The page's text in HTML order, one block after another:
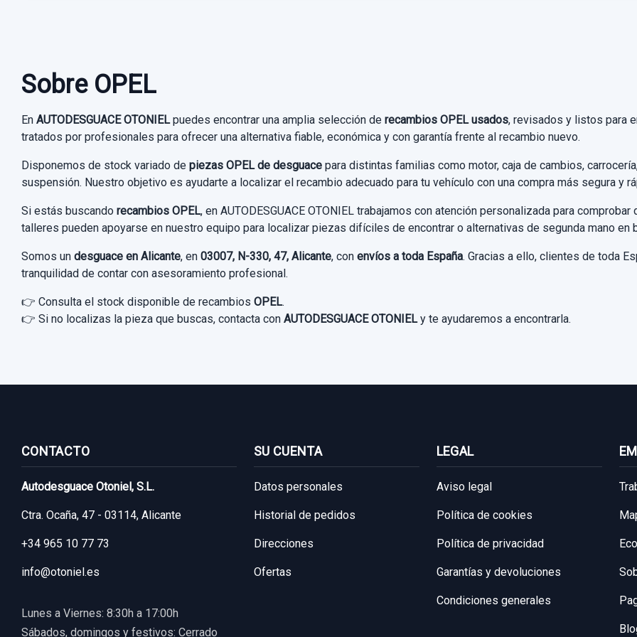
Sobre OPEL
En AUTODESGUACE OTONIELpuedes encontrar una amplia selección de recambios OPEL usados, revisados y listos para
tratados por profesionales para ofrecer una alternativa fiable, económica y con garantía frente al recambio nuevo.
Disponemos de stock variado de piezas OPEL de desguace para distintas familias como motor, caja de cambios,
suspensión. Nuestro objetivo es ayudarte a localizar el recambio adecuado para tu vehículo con una compra más segura y
Si estás buscando recambios OPEL, en AUTODESGUACE OTONIEL trabajamos con atención personalizada para
talleres pueden apoyarse en nuestro equipo para localizar piezas difíciles de encontrar o alternativas de segunda mano en
Somos un desguace en Alicante, en 03007, N-330, 47, Alicante, con envíos a toda España. Gracias a ello, clientes de toda
tranquilidad de contar con asesoramiento profesional.
👉 Consulta el stock disponible de recambios OPEL.
👉 Si no localizas la pieza que buscas, contacta con AUTODESGUACE OTONIELy te ayudaremos a encontrarla.
CONTACTO
Autodesguace Otoniel, S.L.
Ctra. Ocaña, 47 - 03114, Alicante
+34 965 10 77 73
info@otoniel.es
Lunes a Viernes: 8:30h a 17:00h
Sábados, domingos y festivos: Cerrado
SU CUENTA
Datos personales
Historial de pedidos
Direcciones
Ofertas
LEGAL
Aviso legal
Política de cookies
Política de privacidad
Garantías y devoluciones
Condiciones generales